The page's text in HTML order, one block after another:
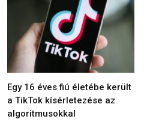
Egy 16 éves fiú életébe került
a TikTok kísérletezése az
algoritmusokkal